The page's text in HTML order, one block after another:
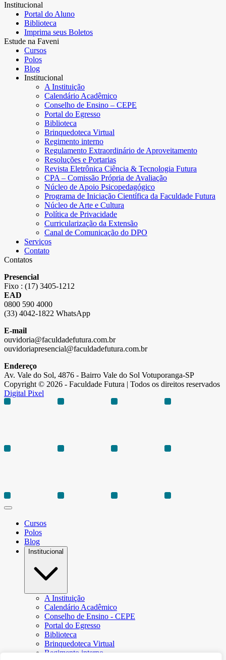
Institucional
Portal do Aluno
Biblioteca
Imprima seus Boletos
Estude na Faveni
Cursos
Polos
Blog
Institucional
A Instituição
Calendário Acadêmico
Conselho de Ensino – CEPE
Portal do Egresso
Biblioteca
Brinquedoteca Virtual
Regimento interno
Regulamento Extraordinário de Aproveitamento
Resoluções e Portarias
Revista Eletrônica Ciência & Tecnologia Futura
CPA – Comissão Própria de Avaliação
Núcleo de Apoio Psicopedagógico
Programa de Iniciação Científica da Faculdade Futura
Núcleo de Arte e Cultura
Política de Privacidade
Curricularização da Extensão
Canal de Comunicação do DPO
Serviços
Contato
Contatos
Presencial
Fixo : (17) 3405-1212
EAD
0800 590 4000
(33) 4042-1822 WhatsApp
E-mail
ouvidoria@faculdadefutura.com.br
ouvidoriapresencial@faculdadefutura.com.br
Endereço
Av. Vale do Sol, 4876 - Bairro Vale do Sol Votuporanga-SP
Copyright © 2026 - Faculdade Futura | Todos os direitos reservados
Digital Pixel
Cursos
Polos
Blog
Institucional
A Instituição
Calendário Acadêmico
Conselho de Ensino - CEPE
Portal do Egresso
Biblioteca
Brinquedoteca Virtual
Regimento interno